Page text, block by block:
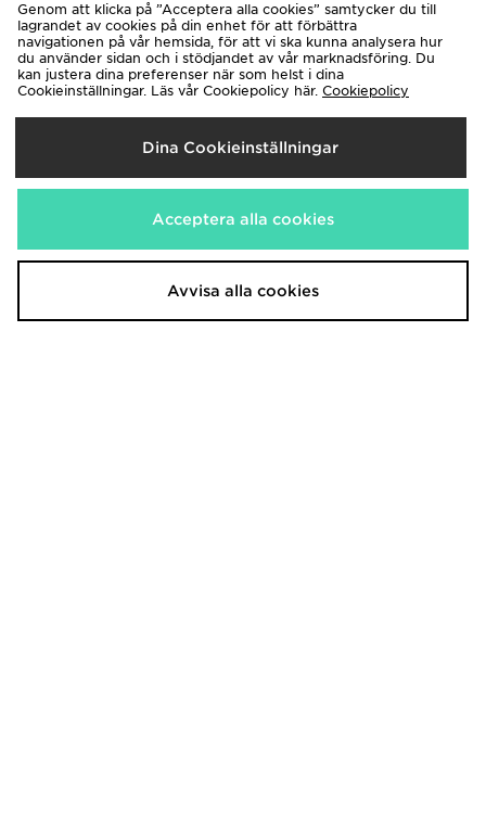
Hoodrich Ritual Joggers Junior
Spara 49%
Berghaus Theran V4 Track Pants
Junior
680.00kr
Genom att klicka på ”Acceptera alla cookies” samtycker du till
lagrandet av cookies på din enhet för att förbättra
navigationen på vår hemsida, för att vi ska kunna analysera hur
du använder sidan och i stödjandet av vår marknadsföring. Du
kan justera dina preferenser när som helst i dina
Cookieinställningar. Läs vår Cookiepolicy här. Cookiepolicy
Dina Cookieinställningar
Acceptera alla cookies
Avvisa alla cookies